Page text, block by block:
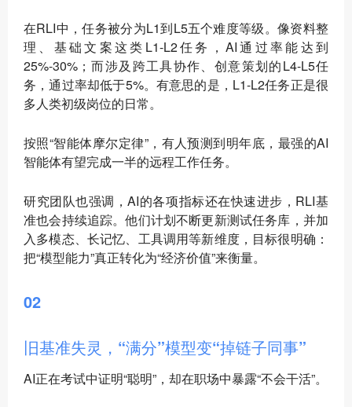
在RLI中，任务被分为L1到L5五个难度等级。像资料整
理、基础文案这类L1-L2任务，AI通过率能达到
25%-30%；而涉及跨工具协作、创意策划的L4-L5任
务，通过率却低于5%。有意思的是，L1-L2任务正是很
多人类初级岗位的日常。
按照“智能体摩尔定律”，有人预测到明年底，最强的AI
智能体有望完成一半的远程工作任务。
研究团队也强调，AI的各项指标还在快速进步，RLI基
准也会持续追踪。他们计划不断更新测试任务库，并加
入多模态、长记忆、工具调用等新维度，目标很明确：
把“模型能力”真正转化为“经济价值”来衡量。
02
旧基准失灵，“满分”模型变“掉链子同事”
AI正在考试中证明“聪明”，却在职场中暴露“不会干活”。